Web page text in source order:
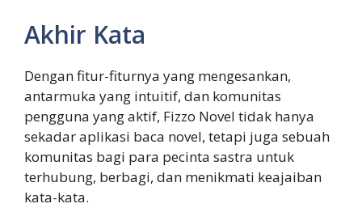
Akhir Kata
Dengan fitur-fiturnya yang mengesankan,
antarmuka yang intuitif, dan komunitas
pengguna yang aktif, Fizzo Novel tidak hanya
sekadar aplikasi baca novel, tetapi juga sebuah
komunitas bagi para pecinta sastra untuk
terhubung, berbagi, dan menikmati keajaiban
kata-kata.